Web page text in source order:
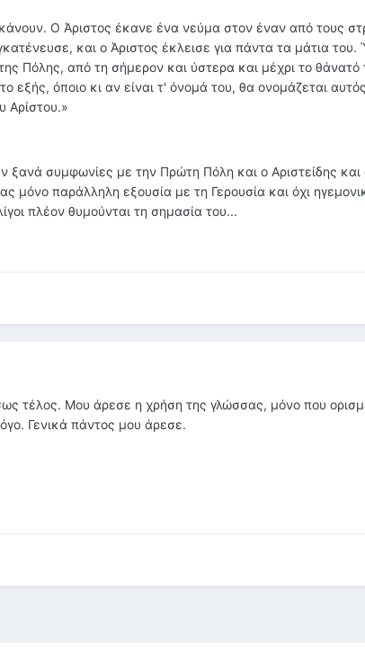
Ο Άριστος έκανε ένα νεύμα στον έναν από τους
και ο Άριστος έκλεισε για πάντα τα μάτια του.
Πόλης, από τη σήμερον και ύστερα και μέχρι το θάνατό
εξής, όποιο κι αν είναι τ' όνομά του, θα ονομάζεται αυτός
Αρίστου.»
ξανά συμφωνίες με την Πρώτη Πόλη και ο Αριστείδης και
μόνο παράλληλη εξουσία με τη Γερουσία και όχι
πλέον θυμούνται τη σημασία του...
τέλος. Μου άρεσε η χρήση της γλώσσας, μόνο που
Γενικά πάντος μου άρεσε.